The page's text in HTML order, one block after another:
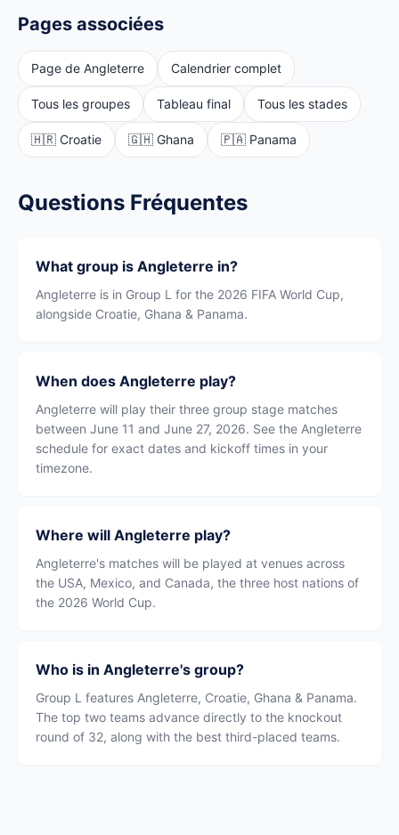
Pages associées
Page de Angleterre Calendrier complet
Tous les groupes Tableau final Tous les stades
🇭🇷 Croatie 🇬🇭 Ghana 🇵🇦 Panama
Questions Fréquentes
What group is Angleterre in?
Angleterre is in Group L for the 2026 FIFA World Cup,
alongside Croatie, Ghana & Panama.
When does Angleterre play?
Angleterre will play their three group stage matches
between June 11 and June 27, 2026. See the Angleterre
schedule for exact dates and kickoff times in your
timezone.
Where will Angleterre play?
Angleterre's matches will be played at venues across
the USA, Mexico, and Canada, the three host nations of
the 2026 World Cup.
Who is in Angleterre's group?
Group L features Angleterre, Croatie, Ghana & Panama.
The top two teams advance directly to the knockout
round of 32, along with the best third-placed teams.